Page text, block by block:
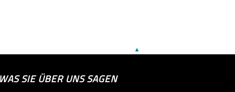
▲
WAS SIE ÜBER UNS SAGEN